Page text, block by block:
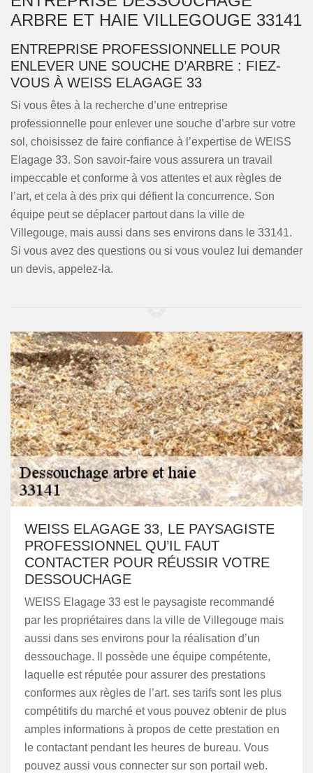
ARBRE ET HAIE VILLEGOUGE 33141
ENTREPRISE PROFESSIONNELLE POUR
ENLEVER UNE SOUCHE D’ARBRE : FIEZ-
VOUS À WEISS ELAGAGE 33
Si vous êtes à la recherche d’une entreprise
professionnelle pour enlever une souche d’arbre sur votre
sol, choisissez de faire confiance à l’expertise de WEISS
Elagage 33. Son savoir-faire vous assurera un travail
impeccable et conforme à vos attentes et aux règles de
l’art, et cela à des prix qui défient la concurrence. Son
équipe peut se déplacer partout dans la ville de
Villegouge, mais aussi dans ses environs dans le 33141.
Si vous avez des questions ou si vous voulez lui demander
un devis, appelez-la.
WEISS ELAGAGE 33, LE PAYSAGISTE
PROFESSIONNEL QU’IL FAUT
CONTACTER POUR RÉUSSIR VOTRE
DESSOUCHAGE
WEISS Elagage 33 est le paysagiste recommandé
par les propriétaires dans la ville de Villegouge mais
aussi dans ses environs pour la réalisation d’un
dessouchage. Il possède une équipe compétente,
laquelle est réputée pour assurer des prestations
conformes aux règles de l’art. ses tarifs sont les plus
compétitifs du marché et vous pouvez obtenir de plus
amples informations à propos de cette prestation en
le contactant pendant les heures de bureau. Vous
pouvez aussi vous connecter sur son portail web.